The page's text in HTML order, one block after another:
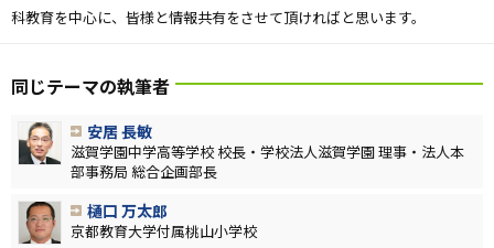
科教育を中心に、皆様と情報共有をさせて頂ければと思います。
同じテーマの執筆者
安居 長敏
滋賀学園中学高等学校 校長・学校法人滋賀学園 理事・法人本
部事務局 総合企画部長
樋口 万太郎
京都教育大学付属桃山小学校